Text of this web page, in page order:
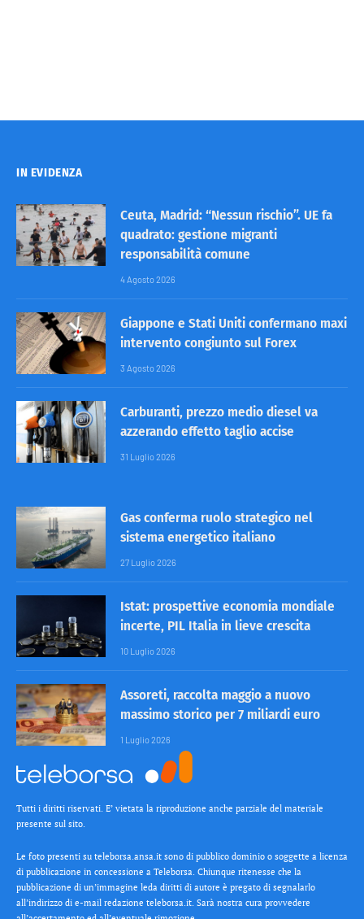
IN EVIDENZA
Ceuta, Madrid: “Nessun rischio”. UE fa
quadrato: gestione migranti
responsabilità comune
4 Agosto 2026
Giappone e Stati Uniti confermano maxi
intervento congiunto sul Forex
3 Agosto 2026
Carburanti, prezzo medio diesel va
azzerando effetto taglio accise
31 Luglio 2026
Gas conferma ruolo strategico nel
sistema energetico italiano
27 Luglio 2026
Istat: prospettive economia mondiale
incerte, PIL Italia in lieve crescita
10 Luglio 2026
Assoreti, raccolta maggio a nuovo
massimo storico per 7 miliardi euro
1 Luglio 2026
Tutti i diritti riservati. E’ vietata la riproduzione anche parziale del materiale
presente sul sito.
Le foto presenti su teleborsa.ansa.it sono di pubblico dominio o soggette a licenza
di pubblicazione in concessione a Teleborsa. Chiunque ritenesse che la
pubblicazione di un’immagine leda diritti di autore è pregato di segnalarlo
all’indirizzo di e-mail redazione teleborsa.it. Sarà nostra cura provvedere